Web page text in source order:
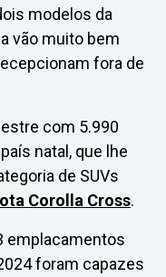
modelos da
vão muito bem
fora de
com 5.990
natal, que lhe
de SUVs
Corolla Cross.
emplacamentos
foram capazes